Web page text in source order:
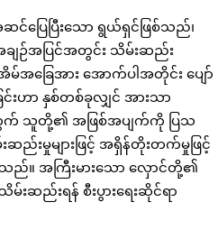
ပြေပြီးသော ရွယ်ရှင်ဖြစ်သည်၊
ချဉ်အပြင်အတွင်း သိမ်းဆည်း
ခြေအား အောက်ပါအတိုင်း ပျော်
းဟာ နှစ်တစ်ခုလျှင် အားသာ
အတွက် သူတို့၏ အဖြစ်အပျက်ကို ပြသ
းမှုများဖြင့် အရှိန်တိုးတက်မှုဖြင့်
သည်။ အကြီးမားသော လှောင်တို့၏
းဆည်းရန် စီးပွားရေးဆိုင်ရာ